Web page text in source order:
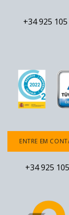
+34 925
ENTRE EM
+34 925